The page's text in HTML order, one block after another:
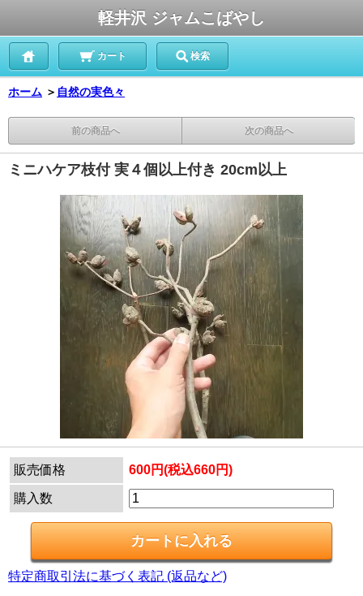
軽井沢 ジャムこばやし
カート 検索
ホーム ＞ 自然の実色々
前の商品へ 次の商品へ
ミニハケア枝付 実４個以上付き 20cm以上
販売価格 600円(税込660円)
購入数
特定商取引法に基づく表記 (返品など)